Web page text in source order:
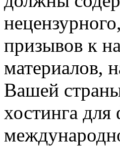
призывов к
материалов,
Вашей
хостинга